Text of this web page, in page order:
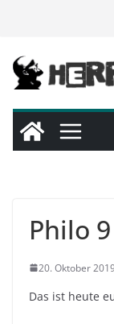
content
Philo
20. Oktober
Das ist heute